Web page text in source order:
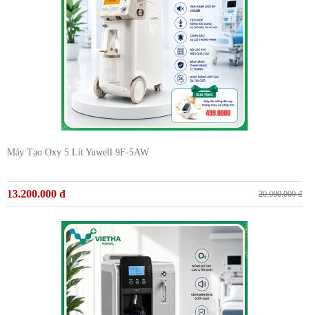
Máy Tạo Oxy 5 Lít Yuwell 9F-5AW
13.200.000 đ 20.000.000 đ